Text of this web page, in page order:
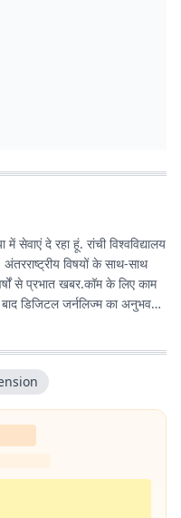
सेवाएं दे रहा हूं. रांची विश्वविद्यालय
विषयों के साथ-साथ
डिजिटल जर्नलिज्म का अनुभव